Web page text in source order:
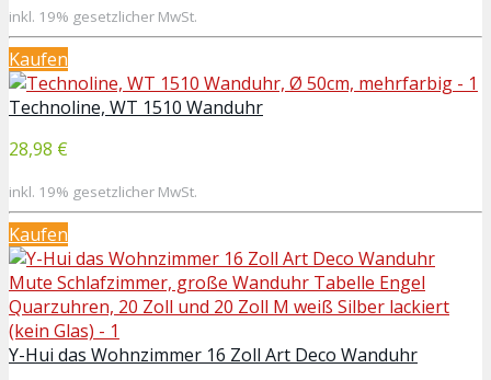
inkl. 19% gesetzlicher MwSt.
Kaufen
Technoline, WT 1510 Wanduhr
28,98 €
inkl. 19% gesetzlicher MwSt.
Kaufen
Y-Hui das Wohnzimmer 16 Zoll Art Deco Wanduhr